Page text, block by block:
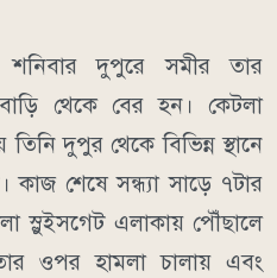
শনিবার দুপুরে সমীর তার
বাড়ি থেকে বের হন। কেটলা
তিনি দুপুর থেকে বিভিন্ন স্থানে
কাজ শেষে সন্ধ্যা সাড়ে ৭টার
স্লুইসগেট এলাকায় পৌঁছালে
ওপর হামলা চালায় এবং